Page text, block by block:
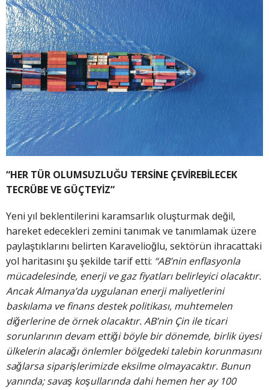
“HER TÜR OLUMSUZLUĞU TERSİNE ÇEVİREBİLECEK
TECRÜBE VE GÜÇTEYİZ”
Yeni yıl beklentilerini karamsarlık oluşturmak değil,
hareket edecekleri zemini tanımak ve tanımlamak üzere
paylaştıklarını belirten Karavelioğlu, sektörün ihracattaki
yol haritasını şu şekilde tarif etti: “AB’nin enflasyonla
mücadelesinde, enerji ve gaz fiyatları belirleyici olacaktır.
Ancak Almanya’da uygulanan enerjimaliyetlerini
baskılama ve finans destek politikası, muhtemelen
diğerlerine de örnek olacaktır. AB’nin Çin ile ticari
sorunlarının devam ettiği böyle bir dönemde, birlik üyesi
ülkelerin alacağı önlemler bölgedeki talebin korunmasını
sağlarsa siparişlerimizde eksilme olmayacaktır. Bunun
yanında; savaş koşullarında dahi hemen her ay 100